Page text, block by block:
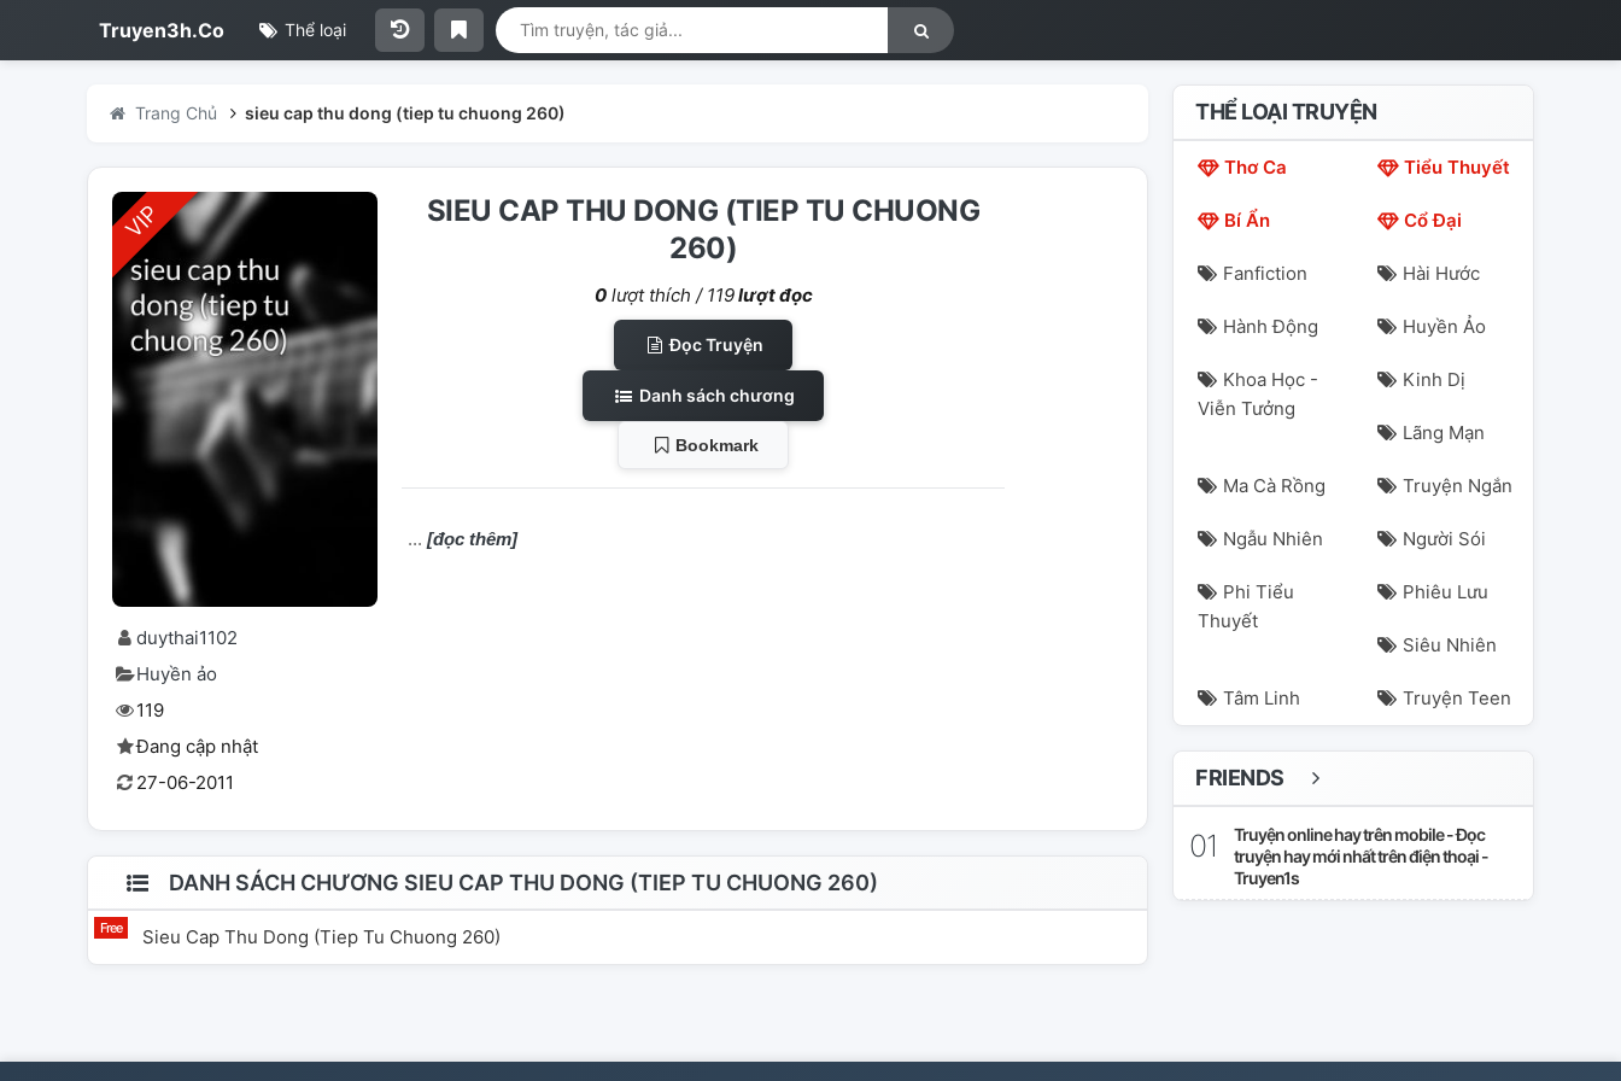
Truyen3h.Co Thể loại
Trang Chủ sieu cap thu dong (tiep tu chuong 260)
duythai1102
Huyền ảo
119
Đang cập nhật
27-06-2011
SIEU CAP THU DONG (TIEP TU CHUONG
260)
0lượt thích / 119lượt đọc
Đọc Truyện
Danh sách chương
Bookmark
[đọc thêm]
DANH SÁCH CHƯƠNG SIEU CAP THU DONG (TIEP TU CHUONG 260)
Sieu Cap Thu Dong (tiep Tu Chuong 260)
THỂ LOẠI TRUYỆN
Thơ Ca Tiểu Thuyết
Bí Ẩn Cổ Đại
Fanfiction Hài Hước
Hành Động Huyền Ảo
Khoa Học -
Viễn Tưởng
Kinh Dị
Lãng Mạn
Ma Cà Rồng Truyện Ngắn
Ngẫu Nhiên Người Sói
Phi Tiểu
Thuyết
Phiêu Lưu
Siêu Nhiên
Tâm Linh Truyện Teen
FRIENDS
Truyện online hay trên mobile - Đọc
truyện hay mới nhất trên điện thoại -
Truyen1s